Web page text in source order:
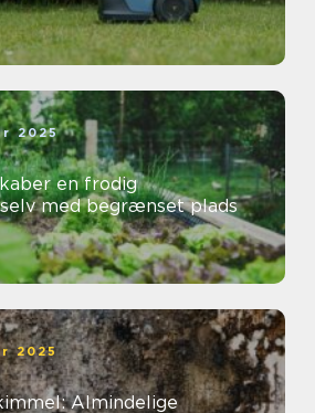
2025
en frodig
med begrænset plads
2025
Almindelige